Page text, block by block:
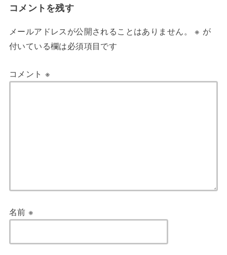
コメントを残す
メールアドレスが公開されることはありません。 ※ が
付いている欄は必須項目です
コメント ※
名前※